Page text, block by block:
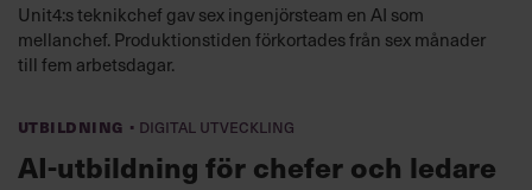
Unit4:s teknikchef gav sex ingenjörsteam en AI som
mellanchef. Produktionstiden förkortades från sex månader
till fem arbetsdagar.
Utbildning · Digital utveckling
AI-utbildning för chefer och ledare